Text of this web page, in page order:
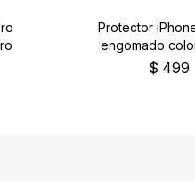
Protector
engomado
$ 499